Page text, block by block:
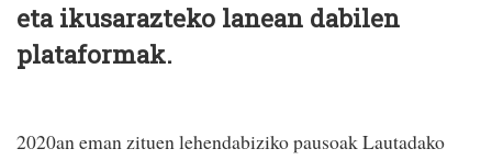
eta ikusarazteko lanean dabilen
plataformak.
2020an eman zituen lehendabiziko pausoak Lautadako